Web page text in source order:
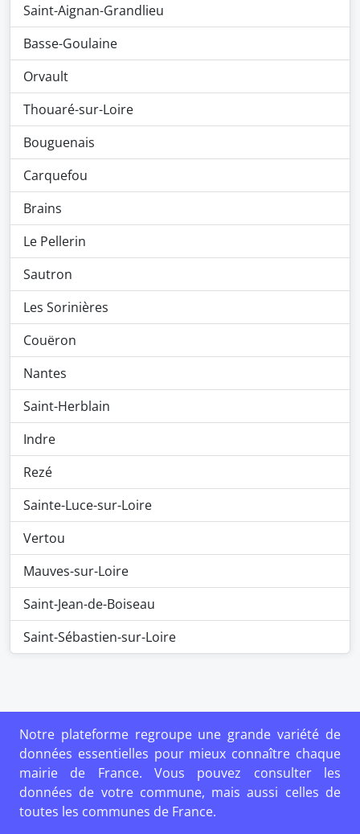
Saint-Aignan-Grandlieu
Basse-Goulaine
Orvault
Thouaré-sur-Loire
Bouguenais
Carquefou
Brains
Le Pellerin
Sautron
Les Sorinières
Couëron
Nantes
Saint-Herblain
Indre
Rezé
Sainte-Luce-sur-Loire
Vertou
Mauves-sur-Loire
Saint-Jean-de-Boiseau
Saint-Sébastien-sur-Loire
Notre plateforme regroupe une grande variété de
données essentielles pour mieux connaître chaque
mairie de France. Vous pouvez consulter les
données de votre commune, mais aussi celles de
toutes les communes de France.